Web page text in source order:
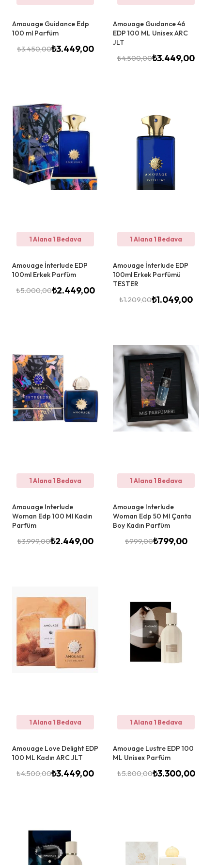
Amouage Guidance Edp
100 ml Parfüm
₺3.450,00₺3.449,00
Amouage Guıdance 46
EDP 100 ML Unisex ARC
JLT
₺4.500,00₺3.449,00
1 Alana 1 Bedava
Amouage İnterlude EDP
100ml Erkek Parfüm
₺5.000,00₺2.449,00
1 Alana 1 Bedava
Amouage İnterlude EDP
100ml Erkek Parfümü
TESTER
₺1.209,00₺1.049,00
1 Alana 1 Bedava
Amouage Interlude
Woman Edp 100 Ml Kadın
Parfüm
₺3.999,00₺2.449,00
1 Alana 1 Bedava
Amouage Interlude
Woman Edp 50 Ml Çanta
Boy Kadın Parfüm
₺999,00₺799,00
1 Alana 1 Bedava
Amouage Love Delight EDP
100 ML Kadın ARC JLT
₺4.500,00₺3.449,00
1 Alana 1 Bedava
Amouage Lustre EDP 100
ML Unisex Parfüm
₺5.800,00₺3.300,00